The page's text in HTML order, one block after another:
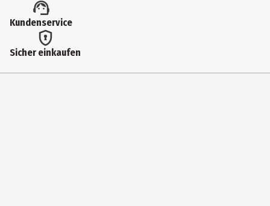
Altersempfehlung ab
13 Jahre
Anwendungshinweis
Kundenservice
Sicher einkaufen